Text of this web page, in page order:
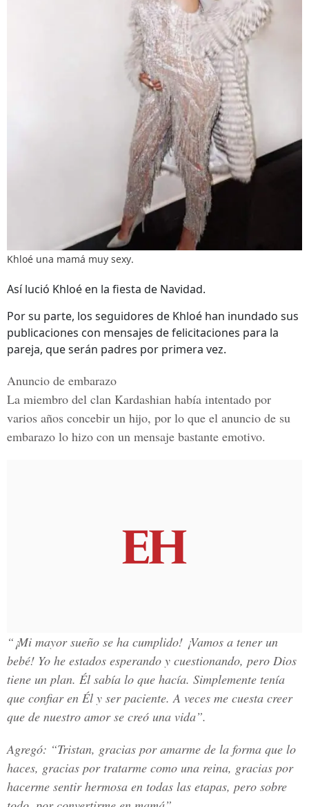
Khloé una mamá muy sexy.
Así lució Khloé en la fiesta de Navidad.
Por su parte, los seguidores de Khloé han inundado sus
publicaciones con mensajes de felicitaciones para la
pareja, que serán padres por primera vez.
Anuncio de embarazo
La miembro del clan Kardashian había intentado por
varios años concebir un hijo, por lo que el anuncio de su
embarazo lo hizo con un mensaje bastante emotivo.
“¡Mi mayor sueño se ha cumplido! ¡Vamos a tener un
bebé! Yo he estados esperando y cuestionando, pero Dios
tiene un plan. Él sabía lo que hacía. Simplemente tenía
que confiar en Él y ser paciente. A veces me cuesta creer
que de nuestro amor se creó una vida”.
Agregó: “Tristan, gracias por amarme de la forma que lo
haces, gracias por tratarme como una reina, gracias por
hacerme sentir hermosa en todas las etapas, pero sobre